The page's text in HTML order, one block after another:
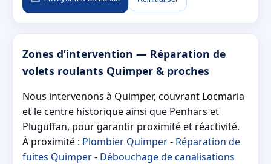
Zones d’intervention — Réparation de
volets roulants Quimper & proches
Nous intervenons à Quimper, couvrant Locmaria
et le centre historique ainsi que Penhars et
Pluguffan, pour garantir proximité et réactivité.
À proximité : Plombier Quimper- Réparation de
fuites Quimper- Débouchage de canalisations